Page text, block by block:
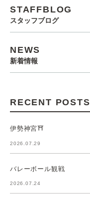
STAFFBLOG
スタッフブログ
NEWS
新着情報
RECENT POSTS
伊勢神宮⛩️
2026.07.29
バレーボール観戦
2026.07.24